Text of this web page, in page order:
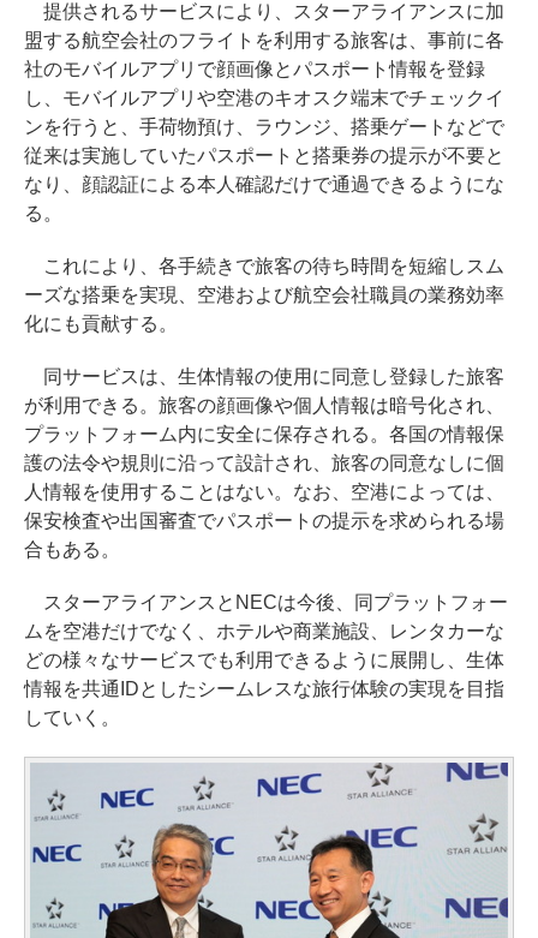
提供されるサービスにより、スターアライアンスに加
盟する航空会社のフライトを利用する旅客は、事前に各
社のモバイルアプリで顔画像とパスポート情報を登録
し、モバイルアプリや空港のキオスク端末でチェックイ
ンを行うと、手荷物預け、ラウンジ、搭乗ゲートなどで
従来は実施していたパスポートと搭乗券の提示が不要と
なり、顔認証による本人確認だけで通過できるようにな
る。
これにより、各手続きで旅客の待ち時間を短縮しスム
ーズな搭乗を実現、空港および航空会社職員の業務効率
化にも貢献する。
同サービスは、生体情報の使用に同意し登録した旅客
が利用できる。旅客の顔画像や個人情報は暗号化され、
プラットフォーム内に安全に保存される。各国の情報保
護の法令や規則に沿って設計され、旅客の同意なしに個
人情報を使用することはない。なお、空港によっては、
保安検査や出国審査でパスポートの提示を求められる場
合もある。
スターアライアンスとNECは今後、同プラットフォー
ムを空港だけでなく、ホテルや商業施設、レンタカーな
どの様々なサービスでも利用できるように展開し、生体
情報を共通IDとしたシームレスな旅行体験の実現を目指
していく。